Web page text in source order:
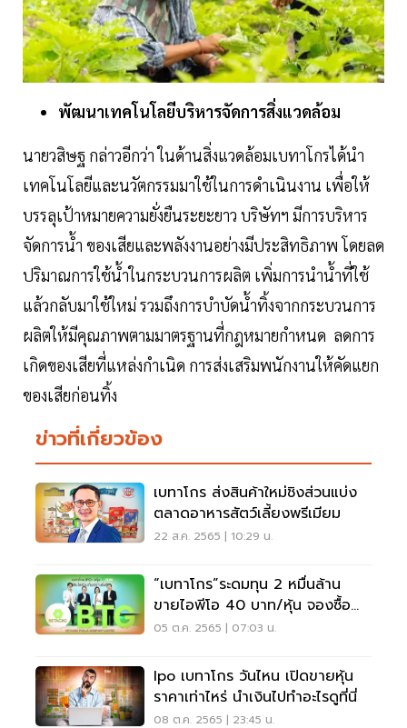
พัฒนาเทคโนโลยีบริหารจัดการสิ่งแวดล้อม
นายวสิษฐ กล่าวอีกว่า ในด้านสิ่งแวดล้อมเบทาโกรได้นำ
เทคโนโลยีและนวัตกรรมมาใช้ในการดำเนินงาน เพื่อให้
บรรลุเป้าหมายความยั่งยืนระยะยาว บริษัทฯ มีการบริหาร
จัดการน้ำ ของเสียและพลังงานอย่างมีประสิทธิภาพ โดยลด
ปริมาณการใช้น้ำในกระบวนการผลิต เพิ่มการนำน้ำที่ใช้
แล้วกลับมาใช้ใหม่ รวมถึงการบำบัดน้ำทิ้งจากกระบวนการ
ผลิตให้มีคุณภาพตามมาตรฐานที่กฎหมายกำหนด ลดการ
เกิดของเสียที่แหล่งกำเนิด การส่งเสริมพนักงานให้คัดแยก
ของเสียก่อนทิ้ง
ข่าวที่เกี่ยวข้อง
เบทาโกร ส่งสินค้าใหม่ชิงส่วนแบ่ง
ตลาดอาหารสัตว์เลี้ยงพรีเมียม
22 ส.ค. 2565 | 10:29 น.
“เบทาโกร”ระดมทุน 2 หมื่นล้าน
ขายไอพีโอ 40 บาท/หุ้น จองซื้อ
10-17 ต.ค.นี้
05 ต.ค. 2565 | 07:03 น.
Ipo เบทาโกร วันไหน เปิดขายหุ้น
ราคาเท่าไหร่ นำเงินไปทำอะไรดูที่นี่
08 ต.ค. 2565 | 23:45 น.